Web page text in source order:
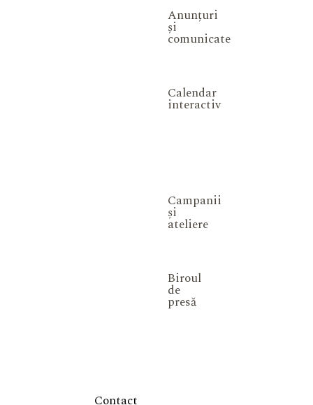
Anunțuri
și
comunicate
Calendar
interactiv
Campanii
și
ateliere
Biroul
de
presă
Contact